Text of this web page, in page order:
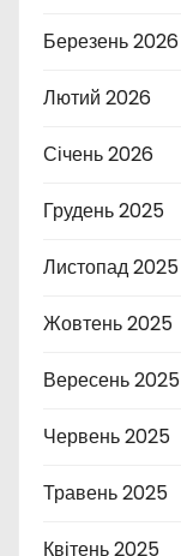
Березень 2026
Лютий 2026
Січень 2026
Грудень 2025
Листопад 2025
Жовтень 2025
Вересень 2025
Червень 2025
Травень 2025
Квітень 2025